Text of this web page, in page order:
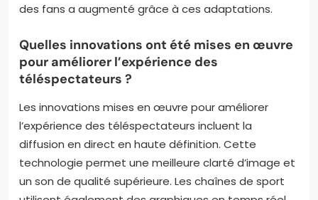
des fans a augmenté grâce à ces adaptations.
Quelles innovations ont été mises en œuvre
pour améliorer l’expérience des
téléspectateurs ?
Les innovations mises en œuvre pour améliorer
l’expérience des téléspectateurs incluent la
diffusion en direct en haute définition. Cette
technologie permet une meilleure clarté d’image et
un son de qualité supérieure. Les chaînes de sport